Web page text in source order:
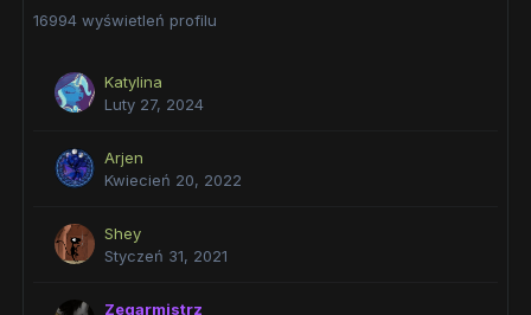
16994 wyświetleń profilu
Katylina
Luty 27, 2024
Arjen
Kwiecień 20, 2022
Shey
Styczeń 31, 2021
Zegarmistrz